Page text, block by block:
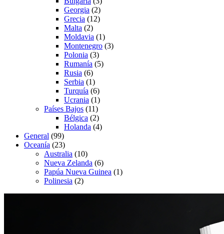
Georgia (2)
Grecia (12)
Malta (2)
Moldavia (1)
Montenegro (3)
Polonia (3)
Rumanía (5)
Rusia (6)
Serbia (1)
Turquía (6)
Ucrania (1)
Países Bajos (11)
Bélgica (2)
Holanda (4)
General (99)
Oceanía (23)
Australia (10)
Nueva Zelanda (6)
Papúa Nueva Guinea (1)
Polinesia (2)